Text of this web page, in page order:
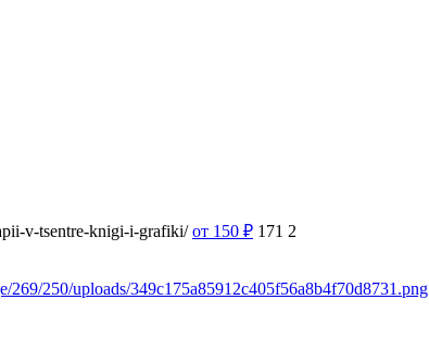
v-tsentre-knigi-i-grafiki/ от 150 ₽ 171 2
269/250/uploads/349c175a85912c405f56a8b4f70d8731.png